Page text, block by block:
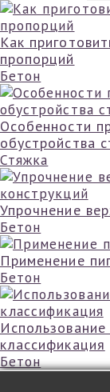
Как
пропорций
Бетон
Особенности
обустройства
Стяжка
Упрочнение
Бетон
Применение
Бетон
классификация
Бетон